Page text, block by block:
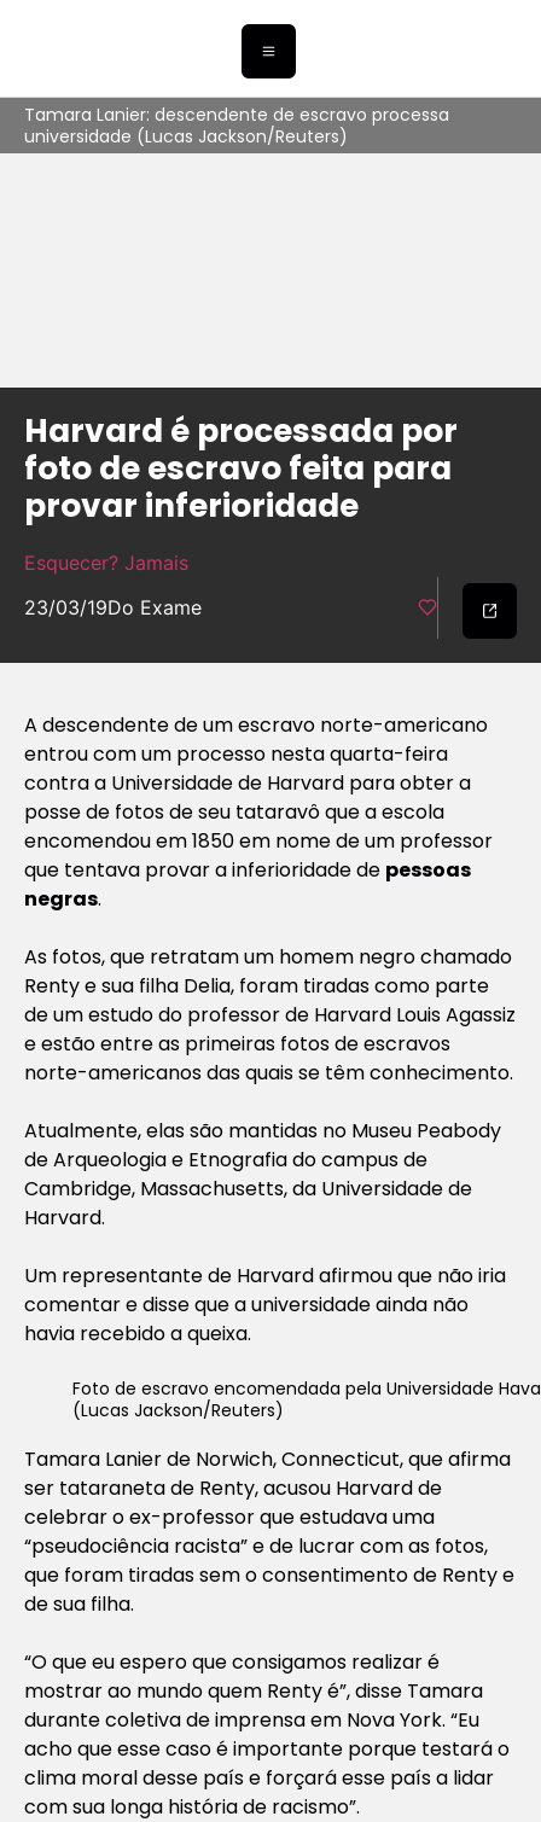
Tamara Lanier: descendente de escravo processa
universidade (Lucas Jackson/Reuters)
Harvard é processada por
foto de escravo feita para
provar inferioridade
Esquecer? Jamais
23/03/19Do Exame
A descendente de um escravo norte-americano
entrou com um processo nesta quarta-feira
contra a Universidade de Harvard para obter a
posse de fotos de seu tataravô que a escola
encomendou em 1850 em nome de um professor
que tentava provar a inferioridade de pessoas
negras.
As fotos, que retratam um homem negro chamado
Renty e sua filha Delia, foram tiradas como parte
de um estudo do professor de Harvard Louis Agassiz
e estão entre as primeiras fotos de escravos
norte-americanos das quais se têm conhecimento.
Atualmente, elas são mantidas no Museu Peabody
de Arqueologia e Etnografia do campus de
Cambridge, Massachusetts, da Universidade de
Harvard.
Um representante de Harvard afirmou que não iria
comentar e disse que a universidade ainda não
havia recebido a queixa.
Foto de escravo encomendada pela Universidade
(Lucas Jackson/Reuters)
Tamara Lanier de Norwich, Connecticut, que afirma
ser tataraneta de Renty, acusou Harvard de
celebrar o ex-professor que estudava uma
“pseudociência racista” e de lucrar com as fotos,
que foram tiradas sem o consentimento de Renty e
de sua filha.
“O que eu espero que consigamos realizar é
mostrar ao mundo quem Renty é”, disse Tamara
durante coletiva de imprensa em Nova York. “Eu
acho que esse caso é importante porque testará o
clima moral desse país e forçará esse país a lidar
com sua longa história de racismo”.